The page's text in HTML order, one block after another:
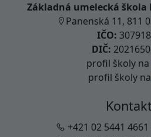
Základná umelecká škola
Panenská 11, 811
IČO:
DIČ:
profil školy na
profil školy na
+421 02 5441